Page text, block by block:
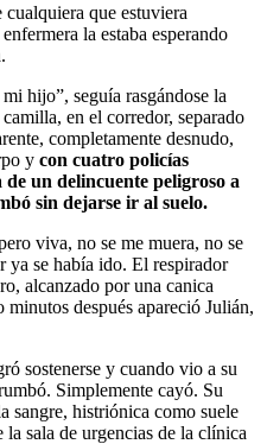
que estuviera
la estaba esperando
hijo”, seguía rasgándose la
en el corredor, separado
completamente desnudo,
y con cuatro policías
un delincuente peligroso a
sin dejarse ir al suelo.
viva, no se me muera, no se
ya se había ido. El respirador
alcanzado por una canica
después apareció Julián,
sostenerse y cuando vio a su
Simplemente cayó. Su
sangre, histriónica como suele
la sala de urgencias de la clínica